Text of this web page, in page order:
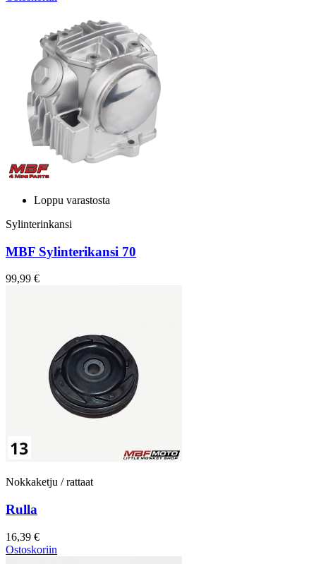
Loppu varastosta
Sylinterinkansi
MBF Sylinterikansi 70
99,99 €
Nokkaketju / rattaat
Rulla
16,39 €
Ostoskoriin